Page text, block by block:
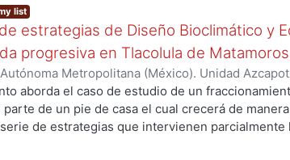
list
estrategias de Diseño Bioclimático y
progresiva en Tlacolula de
Metropolitana (México). Unidad
Información.,2022-10)Ortega Moreno, Laura
aborda el caso de estudio de un
parte de un pie de casa el cual crecerá de
de estrategias que intervienen parcialmente